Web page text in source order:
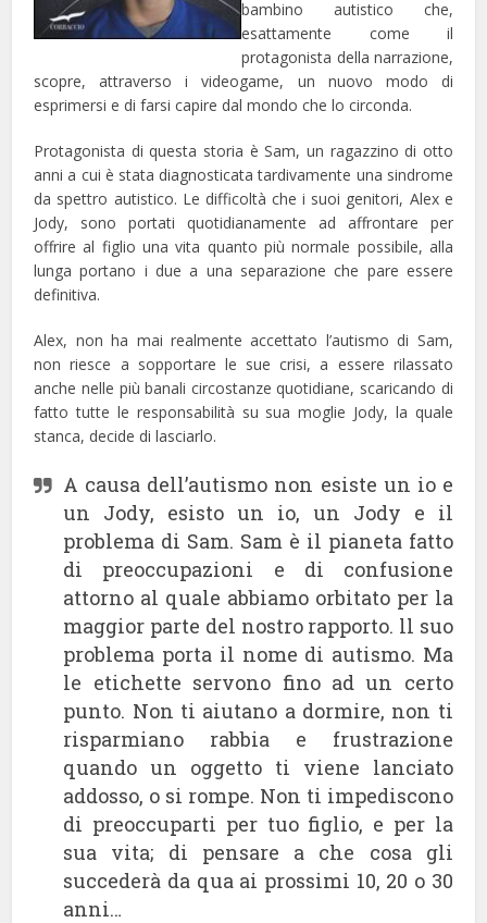
bambino autistico che,
esattamente come il
protagonista della narrazione,
scopre, attraverso i videogame, un nuovo modo di
esprimersi e di farsi capire dal mondo che lo circonda.
Protagonista di questa storia è Sam, un ragazzino di otto
anni a cui è stata diagnosticata tardivamente una sindrome
da spettro autistico. Le difficoltà che i suoi genitori, Alex e
Jody, sono portati quotidianamente ad affrontare per
offrire al figlio una vita quanto più normale possibile, alla
lunga portano i due a una separazione che pare essere
definitiva.
Alex, non ha mai realmente accettato l’autismo di Sam,
non riesce a sopportare le sue crisi, a essere rilassato
anche nelle più banali circostanze quotidiane, scaricando di
fatto tutte le responsabilità su sua moglie Jody, la quale
stanca, decide di lasciarlo.
A causa dell’autismo non esiste un io e
un Jody, esisto un io, un Jody e il
problema di Sam. Sam è il pianeta fatto
di preoccupazioni e di confusione
attorno al quale abbiamo orbitato per la
maggior parte del nostro rapporto. ll suo
problema porta il nome di autismo. Ma
le etichette servono fino ad un certo
punto. Non ti aiutano a dormire, non ti
risparmiano rabbia e frustrazione
quando un oggetto ti viene lanciato
addosso, o si rompe. Non ti impediscono
di preoccuparti per tuo figlio, e per la
sua vita; di pensare a che cosa gli
succederà da qua ai prossimi 10, 20 o 30
anni…